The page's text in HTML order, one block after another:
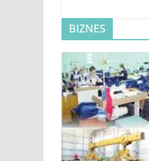
BIZNES